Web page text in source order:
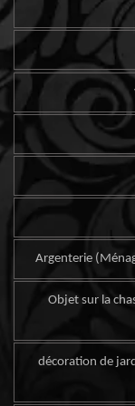
Argenterie
Objet sur la
décoration de